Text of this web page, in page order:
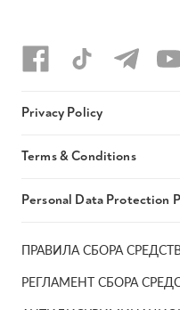
ПРАВИЛА СБОРА
РЕГЛАМЕНТ СБОРА
Privacy Policy
Terms & Conditions
Personal Data Protection